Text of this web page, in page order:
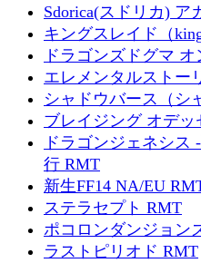
Sdorica(スドリカ) ア
キングスレイド（
ドラゴンズドグマ
エレメンタルストー
シャドウバース（シ
ブレイジング オデ
ドラゴンジェネシ
行 RMT
新生FF14 NA/EU
ステラセプト RMT
ポコロンダンジョン
ラストピリオド RMT